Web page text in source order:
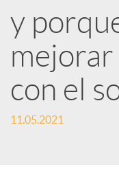
i
r
e
y
con el
11.05.2021